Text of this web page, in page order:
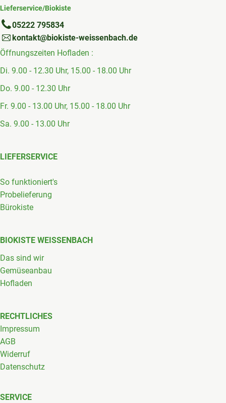
Lieferservice/Biokiste
05222 795834
kontakt@biokiste-weissenbach.de
Öffnungszeiten Hofladen :
Di. 9.00 - 12.30 Uhr, 15.00 - 18.00 Uhr
Do. 9.00 - 12.30 Uhr
Fr. 9.00 - 13.00 Uhr, 15.00 - 18.00 Uhr
Sa. 9.00 - 13.00 Uhr
LIEFERSERVICE
So funktioniert's
Probelieferung
Bürokiste
BIOKISTE WEISSENBACH
Das sind wir
Gemüseanbau
Hofladen
RECHTLICHES
Impressum
AGB
Widerruf
Datenschutz
SERVICE